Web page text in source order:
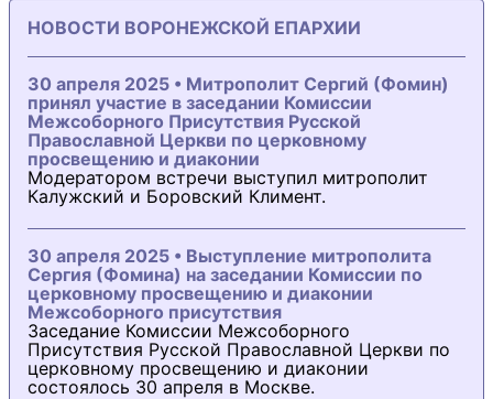
НОВОСТИ ВОРОНЕЖСКОЙ ЕПАРХИИ
30 апреля 2025 • Митрополит Сергий (Фомин)
принял участие в заседании Комиссии
Межсоборного Присутствия Русской
Православной Церкви по церковному
просвещению и диаконии
Модератором встречи выступил митрополит
Калужский и Боровский Климент.
30 апреля 2025 • Выступление митрополита
Сергия (Фомина) на заседании Комиссии по
церковному просвещению и диаконии
Межсоборного присутствия
Заседание Комиссии Межсоборного
Присутствия Русской Православной Церкви по
церковному просвещению и диаконии
состоялось 30 апреля в Москве.